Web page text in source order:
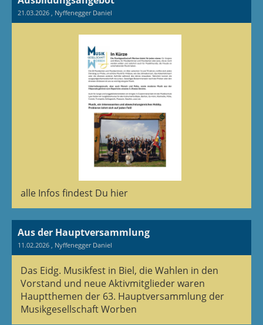
21.03.2026 , Nyffenegger Daniel
alle Infos findest Du hier
Aus der Hauptversammlung
11.02.2026 , Nyffenegger Daniel
Das Eidg. Musikfest in Biel, die Wahlen in den
Vorstand und neue Aktivmitglieder waren
Hauptthemen der 63. Hauptversammlung der
Musikgesellschaft Worben